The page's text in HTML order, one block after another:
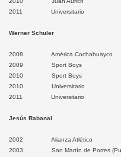
2011 Universitario
Werner Schuler
2008 América Cochahuayco
2009 Sport Boys
2010 Sport Boys
2010 Universitario
2011 Universitario
Jesús Rabanal
2002 Alianza Atlético
2003 San Martín de Porres